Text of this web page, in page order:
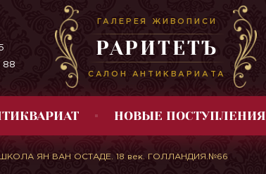
ГАЛЕРЕЯ ЖИВОПИСИ
РАРИТЕТЪ
САЛОН АНТИКВАРИАТА
88
НОВЫЕ ПОСТУПЛЕНИЯ
ШКОЛА ЯН ВАН ОСТАДЕ. 18 век. ГОЛЛАНДИЯ.№66